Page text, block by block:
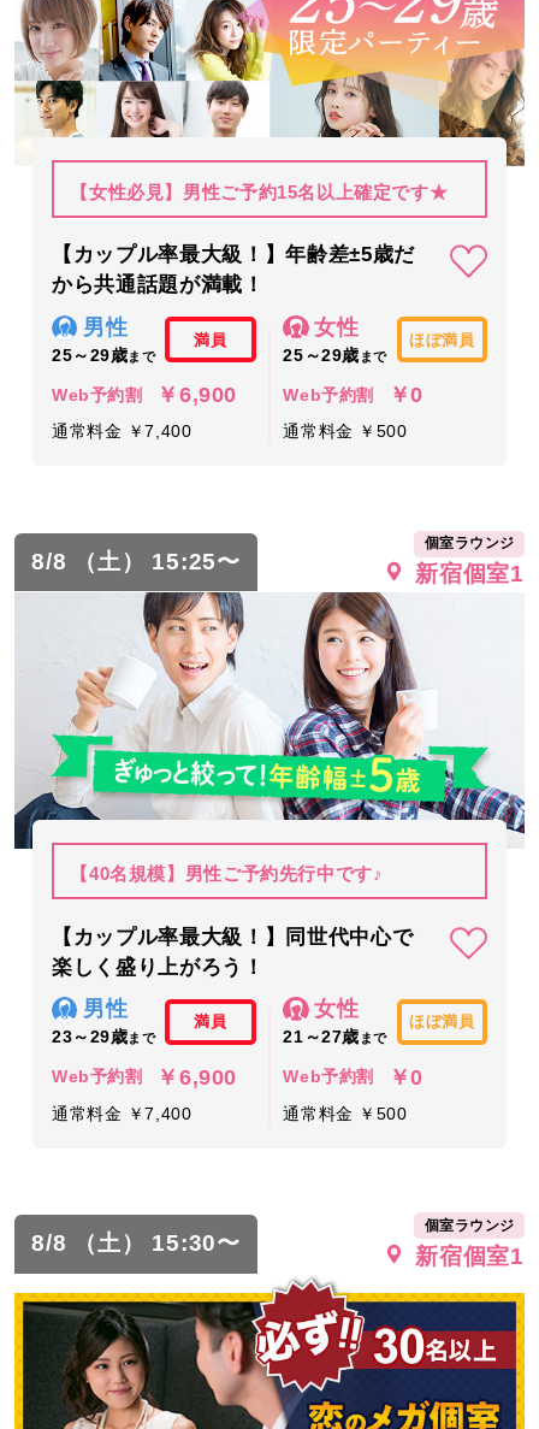
【女性必見】男性ご予約15名以上確定です★
【カップル率最大級！】年齢差±5歳だ
から共通話題が満載！
男性
25～29歳まで
満員
Web予約割 ￥6,900
通常料金 ￥7,400
女性
25～29歳 まで
ほぼ満員
Web予約割 ￥0
通常料金 ￥500
8/8 （土） 15:25〜
個室ラウンジ
新宿個室1
【40名規模】男性ご予約先行中です♪
【カップル率最大級！】同世代中心で
楽しく盛り上がろう！
男性
23～29歳まで
満員
Web予約割 ￥6,900
通常料金 ￥7,400
女性
21～27歳 まで
ほぼ満員
Web予約割 ￥0
通常料金 ￥500
8/8 （土） 15:30〜
個室ラウンジ
新宿個室1